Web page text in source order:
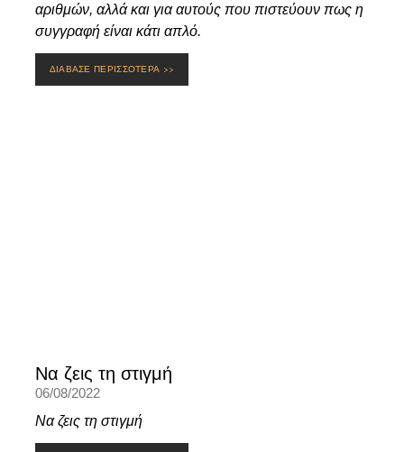
αριθμών, αλλά και για αυτούς που πιστεύουν πως η
συγγραφή είναι κάτι απλό.
ΔΙΑΒΑΣΕ ΠΕΡΙΣΣΟΤΕΡΑ >>
Να ζεις τη στιγμή
06/08/2022
Να ζεις τη στιγμή